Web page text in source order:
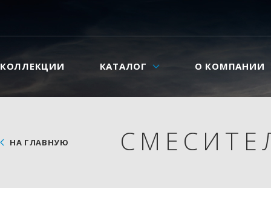
КОЛЛЕКЦИИ КАТАЛОГ О КОМПАНИИ
НА ГЛАВНУЮ